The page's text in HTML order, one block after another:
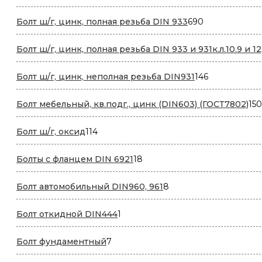
Болт ш/г, цинк, полная резьба DIN 933690
товаров
Болт ш/г, цинк, полная резьба DIN 933 и 931к.л.10.9 и
Болт ш/г, цинк, неполная резьба DIN931146146
товаров
Болт мебельный, кв.подг., цинк (DIN603) (ГОСТ7802)150
Болт ш/г, оксид114114
товаров
Болты с фланцем DIN 692118
товаров
Болт автомобильный DIN960, 9618
товаров
Болт откидной DIN4441
товар
Болт фундаментный7
товаров